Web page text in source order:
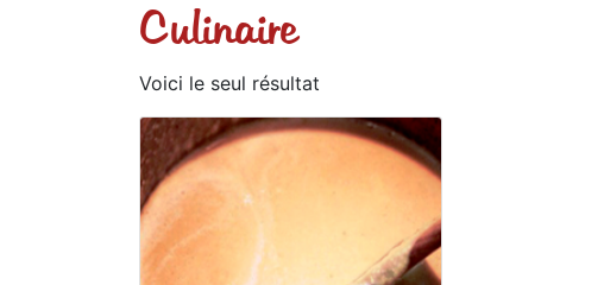
Culinaire
Voici le seul résultat